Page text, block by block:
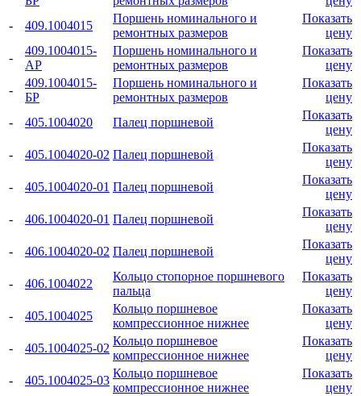
-
409.1004015
Поршень номинального и
ремонтных размеров
Показать
цену
-
409.1004015-
АР
Поршень номинального и
ремонтных размеров
Показать
цену
-
409.1004015-
БР
Поршень номинального и
ремонтных размеров
Показать
цену
-
405.1004020 Палец поршневой
Показать
цену
-
405.1004020-02 Палец поршневой
Показать
цену
-
405.1004020-01 Палец поршневой
Показать
цену
-
406.1004020-01 Палец поршневой
Показать
цену
-
406.1004020-02 Палец поршневой
Показать
цену
-
406.1004022
Кольцо стопорное поршневого
пальца
Показать
цену
-
405.1004025
Кольцо поршневое
компрессионное нижнее
Показать
цену
-
405.1004025-02
Кольцо поршневое
компрессионное нижнее
Показать
цену
-
405.1004025-03
Кольцо поршневое
компрессионное нижнее
Показать
цену